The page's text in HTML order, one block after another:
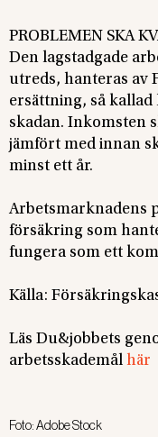
PROBLEMEN SKA
Den lagstadgade
utreds, hanteras av
ersättning, så
skadan. Inkomsten
jämfört med innan
minst ett år.
Arbetsmarknadens
försäkring som
fungera som ett
Källa:
Läs Du&jobbets
arbetsskademål här
Foto:Adobe Stock